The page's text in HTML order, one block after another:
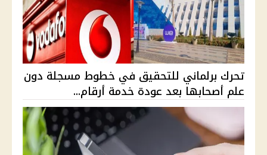
تحرك برلماني للتحقيق في خطوط مسجلة دون
علم أصحابها بعد عودة خدمة أرقام...